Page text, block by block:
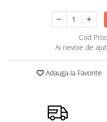
Cod
Ai nevoie de
Adauga la Favorite